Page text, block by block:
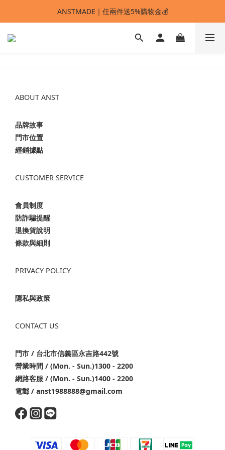
ANSTMADE｜任兩件送5%購物金💰
ANSTMADE｜任兩件送5%購物金💰
🚩 【SELECT服飾】1件95折、2件88折
ABOUT ANST
品牌故事
門市位置
經銷據點
CUSTOMER SERVICE
會員制度
防詐騙提醒
退換貨說明
條款與細則
PRIVACY POLICY
隱私與政策
CONTACT US
門市 / 台北市信義區永吉路442號
營業時間 / (Mon. - Sun.)1300 - 2200
網路客服 / (Mon. - Sun.)1400 - 2200
電郵 / anst1988888@gmail.com